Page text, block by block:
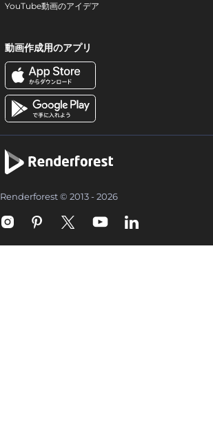
YouTube動画のアイデア
動画作成用のアプリ
Renderforest © 2013 - 2026